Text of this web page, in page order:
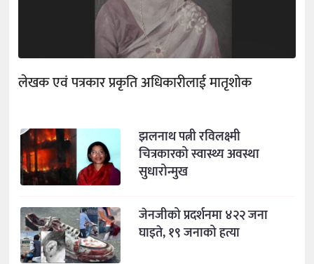
लेखक एवं पत्रकार प्रकृति अधिकारीलाई मातृशोक
झलनाथ पत्नी रविलक्ष्मी
चित्रकारको स्वास्थ्य अवस्था
सुधारोन्मुख
जेनजीको प्रदर्शनमा ४२२ जना
घाइते, १९ जनाको हत्या